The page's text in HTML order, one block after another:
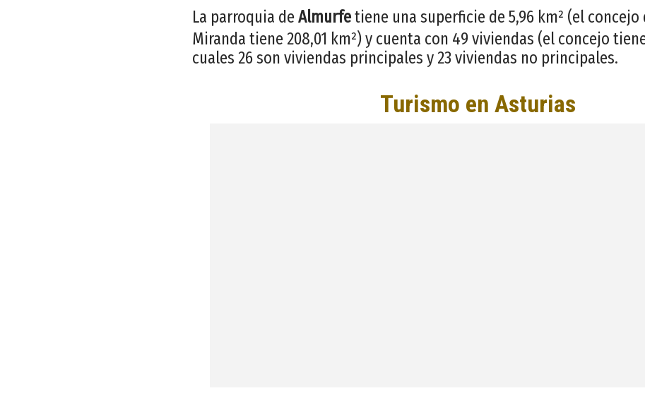
La parroquia deAlmurfetiene una superficie de 5,96 km² (el
Miranda tiene 208,01 km²) y cuenta con 49 viviendas (el concejo
cuales 26 son viviendas principales y 23 viviendas no principales.